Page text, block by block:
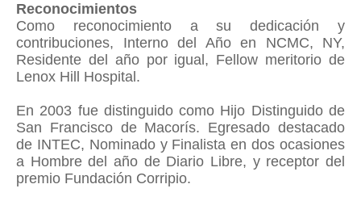
Reconocimientos
Como reconocimiento a su dedicación y
contribuciones, Interno del Año en NCMC, NY,
Residente del año por igual, Fellow meritorio de
Lenox Hill Hospital.
En 2003 fue distinguido como Hijo Distinguido de
San Francisco de Macorís. Egresado destacado
de INTEC, Nominado y Finalista en dos ocasiones
a Hombre del año de Diario Libre, y receptor del
premio Fundación Corripio.